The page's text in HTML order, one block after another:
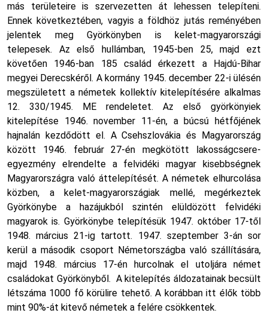
más területeire is szervezetten át lehessen telepíteni.
Ennek következtében, vagyis a földhöz jutás reményében
jelentek meg Györkönyben is kelet-magyarországi
telepesek. Az első hullámban, 1945-ben 25, majd ezt
követően 1946-ban 185 család érkezett a Hajdú-Bihar
megyei Derecskéről. A kormány 1945. december 22-i ülésén
megszületett a németek kollektív kitelepítésére alkalmas
12. 330/1945. ME rendeletet. Az első györkönyiek
kitelepítése 1946. november 11-én, a búcsú hétfőjének
hajnalán kezdődött el. A Csehszlovákia és Magyarország
között 1946. február 27-én megkötött lakosságcsere-
egyezmény elrendelte a felvidéki magyar kisebbségnek
Magyarországra való áttelepítését. A németek elhurcolása
közben, a kelet-magyarországiak mellé, megérkeztek
Györkönybe a hazájukból szintén elüldözött felvidéki
magyarok is. Györkönybe telepítésük 1947. október 17-től
1948. március 21-ig tartott. 1947. szeptember 3-án sor
kerül a második csoport Németországba való szállítására,
majd 1948. március 17-én hurcolnak el utoljára német
családokat Györkönyből. A kitelepítés áldozatainak becsült
létszáma 1000 fő körülire tehető. A korábban itt élők több
mint 90%-át kitevő németek a felére csökkentek.